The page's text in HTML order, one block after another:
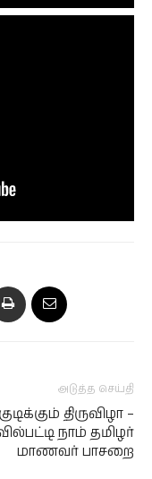
அடுத்த செய்தி
திருவிழா –
நாம் தமிழர்
மாணவர் பாசறை